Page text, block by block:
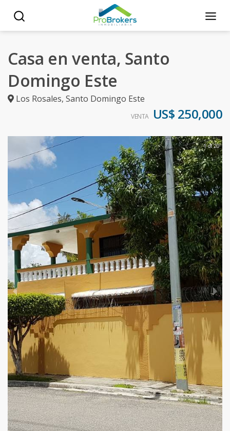
Casa en venta, Santo
Domingo Este
Los Rosales, Santo Domingo Este
VENTA US$ 250,000
1 of 20